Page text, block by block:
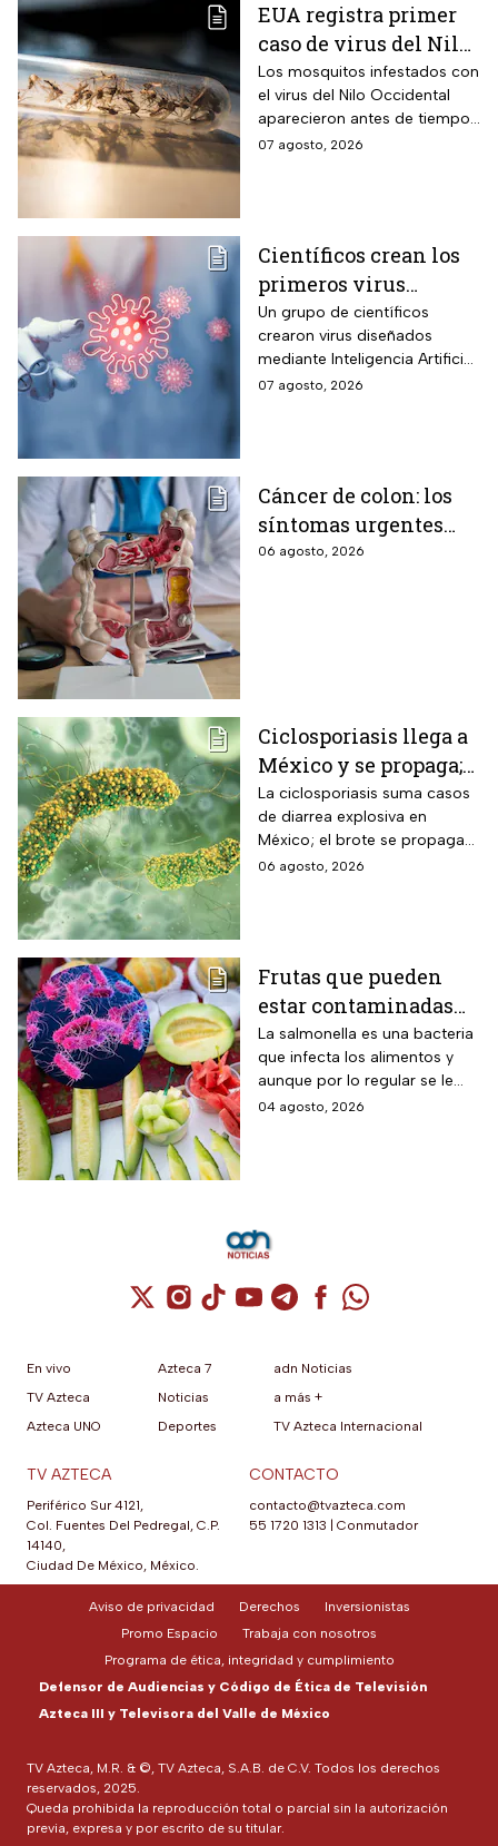
EUA registra primer
caso de virus del Nilo
Occidental de 2026
Los mosquitos infestados con
el virus del Nilo Occidental
aparecieron antes de tiempo
en EUA; ya se registró el
07 agosto, 2026
Científicos crean los
primeros virus
diseñados por la IA,
¿son peligrosos para
los humanos?
Un grupo de científicos
crearon virus diseñados
mediante Inteligencia Artificial
pero se han encendido las
07 agosto, 2026
Cáncer de colon: los
síntomas urgentes
que te advierten que
06 agosto, 2026
Ciclosporiasis llega a
México y se propaga;
activan protocolos
para revisar frutas y
verduras
La ciclosporiasis suma casos
de diarrea explosiva en
México; el brote se propaga
en el territorio nacional
06 agosto, 2026
Frutas que pueden
estar contaminadas
de salmonella y cómo
protegerte del
contagio
La salmonella es una bacteria
que infecta los alimentos y
aunque por lo regular se le
relaciona con el huevo,
04 agosto, 2026
Cuenta de X / Twitter (se abre en una
Cuenta de Instagram (se abre en una
Cuenta de TikTok (se abre en
Cuenta de YouTube (se abre
Cuenta de Telegram (se
Cuenta de
Cuenta de
En vivo
TV Azteca
Azteca UNO
Azteca 7
Noticias
Deportes
adn Noticias
a más +
TV Azteca Internacional
TV AZTECA
Periférico Sur 4121,
Col. Fuentes Del Pedregal, C.P.
14140,
Ciudad De México, México.
CONTACTO
contacto@tvazteca.com
55 1720 1313
Conmutador
TV Azteca, M.R. & ©, TV Azteca, S.A.B. de C.V. Todos los derechos
reservados, 2025.
Queda prohibida la reproducción total o parcial sin la autorización
previa, expresa y por escrito de su titular.
Aviso de privacidad Derechos
Inversionistas
Promo Espacio
Trabaja con nosotros
Programa de ética, integridad y cumplimiento
Defensor de Audiencias y Código de Ética de Televisión
Azteca III y Televisora del Valle de México